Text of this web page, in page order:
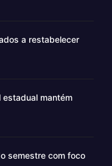
a restabelecer
estadual mantém
semestre com foco